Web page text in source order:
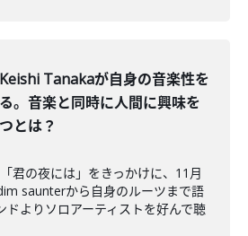
Tanakaが自身の音楽性を
。音楽と同時に人間に興味を
とは？
君の夜には」をきっかけに、11月
saunterから自身のルーツまで語
ドよりソロアーティストを好んで聴